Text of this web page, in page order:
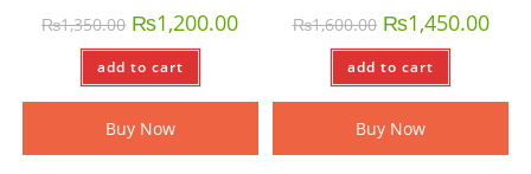
₨1,350.00 ₨1,200.00
add to cart
Buy Now
₨1,600.00 ₨1,450.00
add to cart
Buy Now